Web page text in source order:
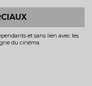
et sans lien avec les
du cinéma.